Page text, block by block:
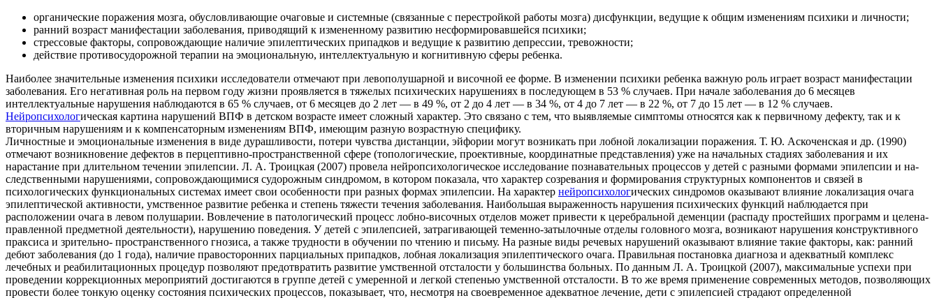
органические поражения мозга, обусловливающие очаговые и си­стемные (связанные с перестройкой работы мозга) дисфункции, ведущие к общим изменениям психики и личности;
ранний возраст манифестации заболевания, приводящий к изме­ненному развитию несформировавшейся психики;
стрессовые факторы, сопровождающие наличие эпилептических припадков и ведущие к развитию депрессии, тревожности;
действие противосудорожной терапии на эмоциональную, ин­теллектуальную и когнитивную сферы ребенка.
Наиболее значительные изменения психики исследователи отмеча­ют при левополушарной и височной ее форме. В изменении психики ребенка важную роль играет возраст манифес­тации
заболевания. Его негативная роль на первом году жизни проявля­ется в тяжелых психических нарушениях в последующем в 53 % случаев. При начале заболевания до 6 месяцев
интеллектуальные нарушения на­блюдаются в 65 % случаев, от 6 месяцев до 2 лет — в 49 %, от 2 до 4 лет — в 34 %, от 4 до 7 лет — в 22 %, от 7 до 15 лет — в 12 % случаев.
Нейропсихологическая картина нарушений ВПФ в детском возра­сте имеет сложный характер. Это связано с тем, что выявляемые симп­томы относятся как к первичному дефекту, так и к
вторичным нару­шениям и к компенсаторным изменениям ВПФ, имеющим разную возрастную специфику.
Личностные и эмоциональные изменения в виде дурашливости, потери чувства дистанции, эйфории могут возникать при лобной локализации поражения. Т. Ю. Аскоченская и др. (1990)
отмечают возникновение дефектов в перцептивно-пространственной сфере (топологические, проектив­ные, координатные представления) уже на начальных стадиях заболе­вания и их
нарастание при длительном течении эпилепсии. Л. А. Троицкая (2007) провела нейропсихологическое исследование познавательных процессов у детей с разными формами эпилепсии и на­
следственными нарушениями, сопровождающимися судорожным синд­ромом, в котором показала, что характер созревания и формирования структурных компонентов и связей в
психологических функциональных системах имеет свои особенности при разных формах эпилепсии. На характер нейропсихологических синдромов оказывают влияние локализация очага
эпилептической активности, умственное развитие ребенка и степень тяжести течения заболевания. Наибольшая выраженность нарушения психических функций на­блюдается при
расположении очага в левом полушарии. Вовлечение в патологический процесс лобно-височных отделов может привести к церебральной деменции (распаду простейших программ и целена­
правленной предметной деятельности), нарушению поведения. У детей с эпилепсией, затрагивающей теменно-затылочные отделы головного мозга, возникают нарушения конструктивного
праксиса и зрительно- пространственного гнозиса, а также трудности в обучении по чтению и письму. На разные виды речевых нарушений оказывают влияние такие фак­торы, как: ранний
дебют заболевания (до 1 года), наличие правосто­ронних парциальных припадков, лобная локализация эпилептическо­го очага. Правильная постановка диагноза и адекватный комплекс
лечебных и реабилитационных процедур позволяют предотвратить развитие ум­ственной отсталости у большинства больных. По данным Л. А. Троицкой (2007), максимальные успехи при
про­ведении коррекционных мероприятий достигаются в группе детей с умеренной и легкой степенью умственной отсталости. В то же время применение современных методов, позволяющих
провести более тонкую оценку состояния психических процессов, по­казывает, что, несмотря на своевременное адекватное лечение, дети с эпилепсией страдают определенной